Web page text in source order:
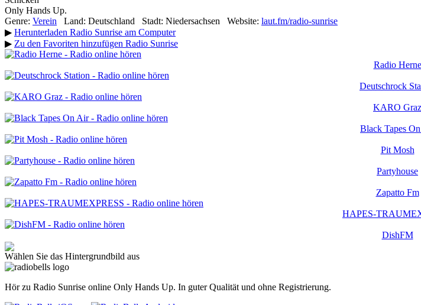
Only Hands Up.
Genre: Verein Land: Deutschland Stadt: Niedersachsen Website: laut.fm/radio-sunrise
▶ Herunterladen Radio Sunrise am Computer
▶ Zu den Favoriten hinzufügen Radio Sunrise
Radio Herne
Deutschrock
KARO Graz
Black Tapes
Pit Mosh
Partyhouse
Zapatto Fm
HAPES-
DishFM
Wählen Sie das Hintergrundbild aus
Hör zu Radio Sunrise online Only Hands Up. In guter Qualität und ohne Registrierung.